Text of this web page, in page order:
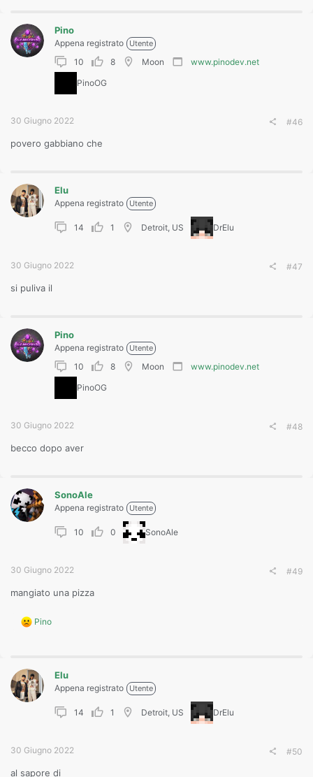
Pino
Appena registrato Utente
10 8 Moon
www.pinodev.net
PinoOG
30 Giugno 2022 #46
povero gabbiano che
Elu
Appena registrato Utente
14 1 Detroit, US DrElu
30 Giugno 2022 #47
si puliva il
Pino
Appena registrato Utente
10 8 Moon
www.pinodev.net
PinoOG
30 Giugno 2022 #48
becco dopo aver
SonoAle
Appena registrato Utente
10 0 SonoAle
30 Giugno 2022 #49
mangiato una pizza
R
i
o
n
Pino
Elu
Appena registrato Utente
14 1 Detroit, US DrElu
30 Giugno 2022 #50
al sapore di